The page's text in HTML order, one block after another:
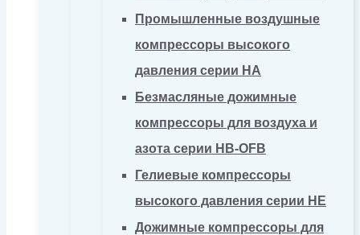
Промышленные воздушные
компрессоры высокого
давления серии HA
Безмасляные дожимные
компрессоры для воздуха и
азота серии HB-OFB
Гелиевые компрессоры
высокого давления серии HE
Дожимные компрессоры для